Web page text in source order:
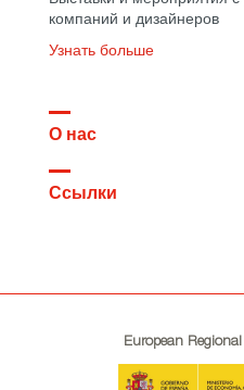
компаний и дизайнеров
Узнать больше
О нас
Ссылки
European